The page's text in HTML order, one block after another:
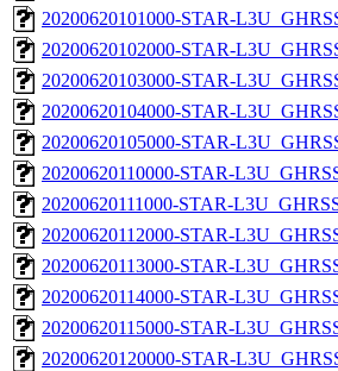
20200620101000-STAR-
20200620102000-STAR-
20200620103000-STAR-
20200620104000-STAR-
20200620105000-STAR-
20200620110000-STAR-
20200620111000-STAR-
20200620112000-STAR-
20200620113000-STAR-
20200620114000-STAR-
20200620115000-STAR-
20200620120000-STAR-